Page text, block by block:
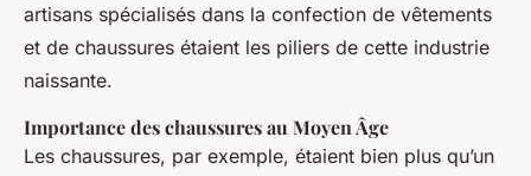
artisans spécialisés dans la confection de vêtements
et de chaussures étaient les piliers de cette industrie
naissante.
Importance des chaussures au Moyen Âge
Les chaussures, par exemple, étaient bien plus qu’un